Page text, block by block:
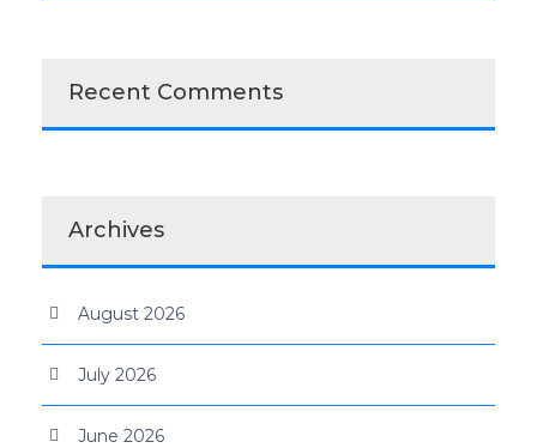
Recent Comments
Archives
August 2026
July 2026
June 2026